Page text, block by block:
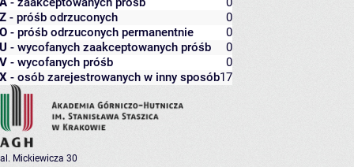
Z - próśb odrzuconych
0
O - próśb odrzuconych permanentnie
0
U - wycofanych zaakceptowanych próśb
0
V - wycofanych próśb
0
X - osób zarejestrowanych w inny sposób17
al. Mickiewicza 30